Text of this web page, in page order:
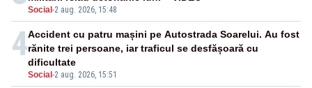
Social -2 aug. 2026, 15:48
4
Social -2 aug. 2026, 15:51
Accident cu patru mașini pe Autostrada Soarelui. Au fost
rănite trei persoane, iar traficul se desfășoară cu
dificultate